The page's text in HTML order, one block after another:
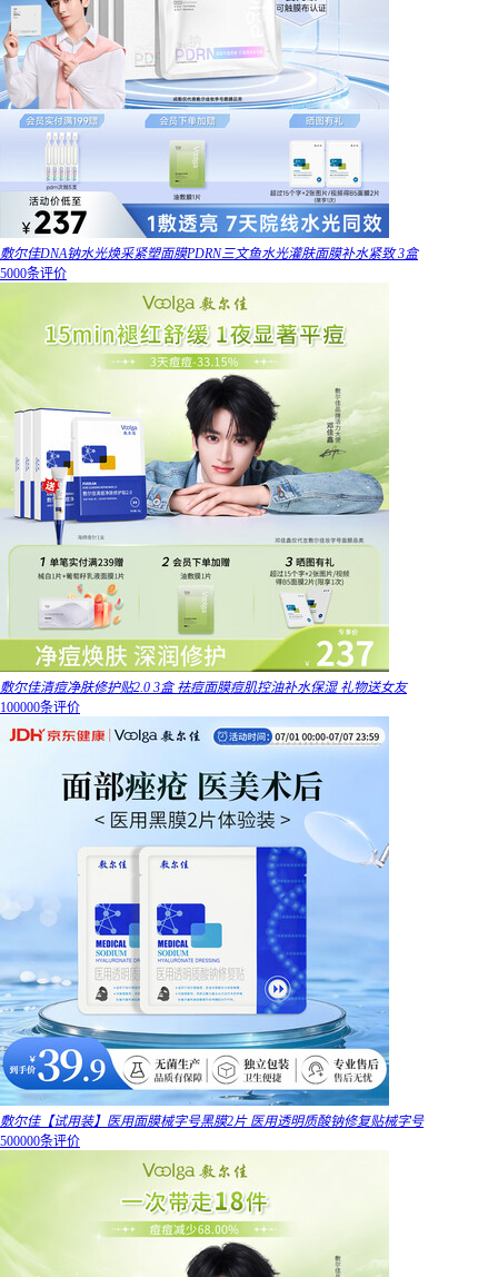
敷尔佳DNA钠水光焕采紧塑面膜PDRN三文鱼水光灌肤面膜补水紧致 3盒
5000条评价
敷尔佳清痘净肤修护贴2.0 3盒 祛痘面膜痘肌控油补水保湿 礼物送女友
100000条评价
敷尔佳【试用装】医用面膜械字号黑膜2片 医用透明质酸钠修复贴械字号
500000条评价